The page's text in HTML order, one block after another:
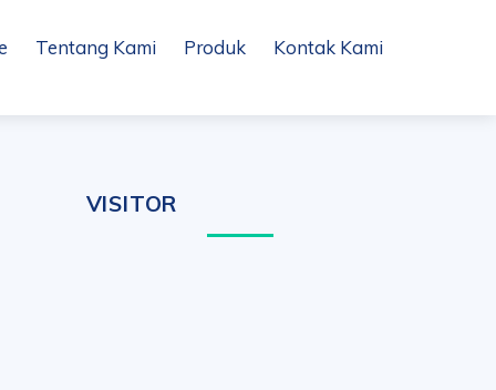
Tentang Kami Produk Kontak Kami
VISITOR